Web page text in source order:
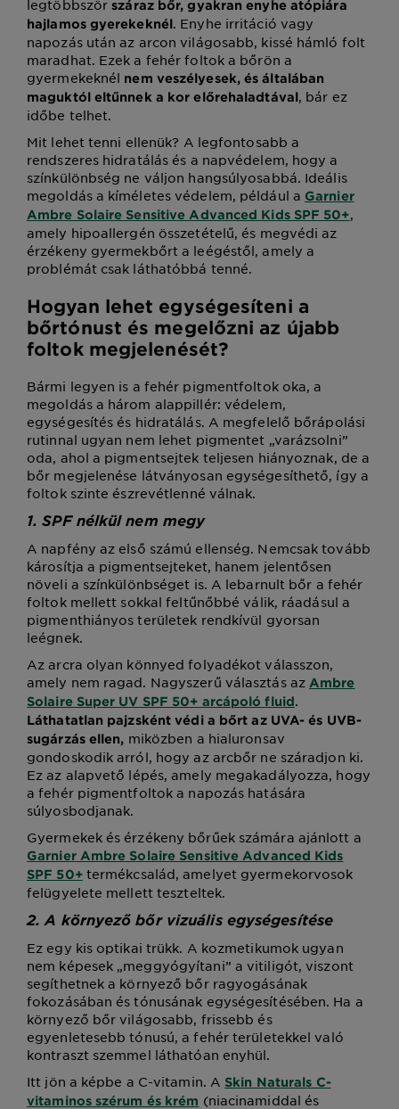
legtöbbszörszáraz bőr, gyakran enyhe atópiára
hajlamos gyerekeknél. Enyhe irritáció vagy
napozás után az arcon világosabb, kissé hámló folt
maradhat. Ezek a fehér foltok a bőrön a
gyermekeknél nem veszélyesek, és általában
maguktól eltűnnek a kor előrehaladtával, bár ez
időbe telhet.
Mit lehet tenni ellenük? A legfontosabb a
rendszeres hidratálás és a napvédelem, hogy a
színkülönbség ne váljon hangsúlyosabbá. Ideális
megoldás a kíméletes védelem, például a Garnier
Ambre Solaire Sensitive Advanced Kids SPF 50+,
amely hipoallergén összetételű, és megvédi az
érzékeny gyermekbőrt a leégéstől, amely a
problémát csak láthatóbbá tenné.
Hogyan lehet egységesíteni a
bőrtónust és megelőzni az újabb
foltok megjelenését?
Bármi legyen is a fehér pigmentfoltok oka, a
megoldás a három alappillér: védelem,
egységesítés és hidratálás. A megfelelő bőrápolási
rutinnal ugyan nem lehet pigmentet „varázsolni”
oda, ahol a pigmentsejtek teljesen hiányoznak, de a
bőr megjelenése látványosan egységesíthető, így a
foltok szinte észrevétlenné válnak.
1. SPF nélkül nem megy
A napfény az első számú ellenség. Nemcsak tovább
károsítja a pigmentsejteket, hanem jelentősen
növeli a színkülönbséget is. A lebarnult bőr a fehér
foltok mellett sokkal feltűnőbbé válik, ráadásul a
pigmenthiányos területek rendkívül gyorsan
leégnek.
Az arcra olyan könnyed folyadékot válasszon,
amely nem ragad. Nagyszerű választás az Ambre
Solaire Super UV SPF 50+ arcápoló fluid.
Láthatatlan pajzsként védi a bőrt az UVA- és UVB-
sugárzás ellen, miközben a hialuronsav
gondoskodik arról, hogy az arcbőr ne száradjon ki.
Ez az alapvető lépés, amely megakadályozza, hogy
a fehér pigmentfoltok a napozás hatására
súlyosbodjanak.
Gyermekek és érzékeny bőrűek számára ajánlott a
Garnier Ambre Solaire Sensitive Advanced Kids
SPF 50+termékcsalád, amelyet gyermekorvosok
felügyelete mellett teszteltek.
2. A környező bőr vizuális egységesítése
Ez egy kis optikai trükk. A kozmetikumok ugyan
nem képesek „meggyógyítani” a vitiligót, viszont
segíthetnek a környező bőr ragyogásának
fokozásában és tónusának egységesítésében. Ha a
környező bőr világosabb, frissebb és
egyenletesebb tónusú, a fehér területekkel való
kontraszt szemmel láthatóan enyhül.
Itt jön a képbe a C-vitamin. A Skin Naturals C-
vitaminos szérum és krém (niacinamiddal és